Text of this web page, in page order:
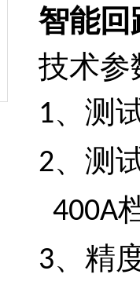
智能回
技术参
1、测
2、测
400A
3、精